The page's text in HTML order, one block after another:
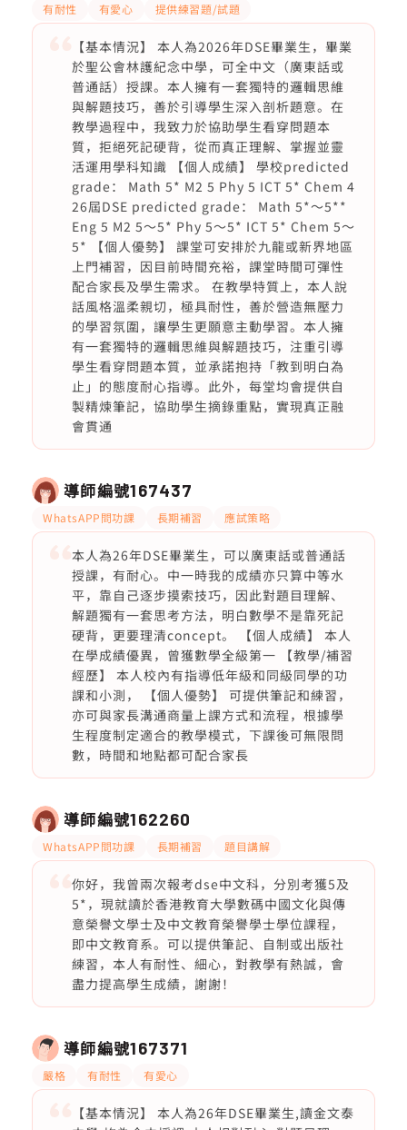
有耐性 有愛心 提供練習題/試題
【基本情況】 本人為2026年DSE畢業生，畢業
於聖公會林護紀念中學，可全中文（廣東話或
普通話）授課。本人擁有一套獨特的邏輯思維
與解題技巧，善於引導學生深入剖析題意。在
教學過程中，我致力於協助學生看穿問題本
質，拒絕死記硬背，從而真正理解、掌握並靈
活運用學科知識 【個人成績】 學校predicted
grade： Math 5* M2 5 Phy 5 ICT 5* Chem 4
26屆DSE predicted grade： Math 5*～5**
Eng 5 M2 5～5* Phy 5～5* ICT 5* Chem 5～
5* 【個人優勢】 課堂可安排於九龍或新界地區
上門補習，因目前時間充裕，課堂時間可彈性
配合家長及學生需求。 在教學特質上，本人說
話風格溫柔親切，極具耐性，善於營造無壓力
的學習氛圍，讓學生更願意主動學習。本人擁
有一套獨特的邏輯思維與解題技巧，注重引導
學生看穿問題本質，並承諾抱持「教到明白為
止」的態度耐心指導。此外，每堂均會提供自
製精煉筆記，協助學生摘錄重點，實現真正融
會貫通
導師編號167437
WhatsAPP問功課 長期補習 應試策略
本人為26年DSE畢業生，可以廣東話或普通話
授課，有耐心。中一時我的成績亦只算中等水
平，靠自己逐步摸索技巧，因此對題目理解、
解題獨有一套思考方法，明白數學不是靠死記
硬背，更要理清concept。 【個人成績】 本人
在學成績優異，曾獲數學全級第一 【教學/補習
經歷】 本人校內有指導低年級和同級同學的功
課和小測， 【個人優勢】 可提供筆記和練習，
亦可與家長溝通商量上課方式和流程，根據學
生程度制定適合的教學模式，下課後可無限問
數，時間和地點都可配合家長
導師編號162260
WhatsAPP問功課 長期補習 題目講解
你好，我曾兩次報考dse中文科，分別考獲5及
5*，現就讀於香港教育大學數碼中國文化與傳
意榮譽文學士及中文教育榮譽學士學位課程，
即中文教育系。可以提供筆記、自制或出版社
練習，本人有耐性、細心，對教學有熱誠，會
盡力提高學生成績，謝謝！
導師編號167371
嚴格 有耐性 有愛心
【基本情況】 本人為26年DSE畢業生,讀金文泰